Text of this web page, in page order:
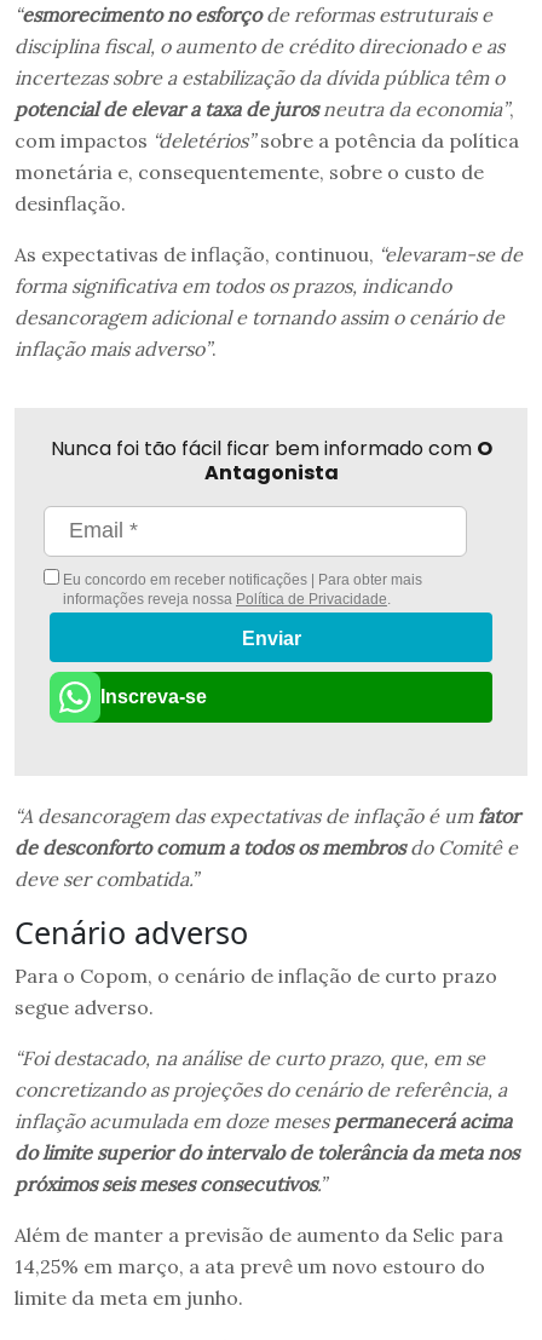
“esmorecimento no esforçode reformas estruturais e
disciplina fiscal, o aumento de crédito direcionado e as
incertezas sobre a estabilização da dívida pública têm o
potencial de elevar a taxa de jurosneutra da economia”,
com impactos “deletérios”sobre a potência da política
monetária e, consequentemente, sobre o custo de
desinflação.
As expectativas de inflação, continuou, “elevaram-se de
forma significativa em todos os prazos, indicando
desancoragem adicional e tornando assim o cenário de
inflação mais adverso”.
Nunca foi tão fácil ficar bem informado com O
Antagonista
Eu concordo em receber notificações | Para obter mais
informações reveja nossa Política de Privacidade.
Enviar
Inscreva-se
“A desancoragem das expectativas de inflação é umfator
de desconforto comum a todos os membrosdo Comitê e
deve ser combatida.”
Cenário adverso
Para o Copom, o cenário de inflação de curto prazo
segue adverso.
“Foi destacado, na análise de curto prazo, que, em se
concretizando as projeções do cenário de referência, a
inflação acumulada em doze meses permanecerá acima
do limite superior do intervalo de tolerância da meta nos
próximos seis meses consecutivos.”
Além de manter a previsão de aumento da Selic para
14,25% em março, a ata prevê um novo estouro do
limite da meta em junho.